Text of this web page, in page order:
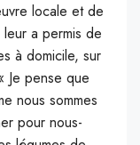
locale et de
a permis de
à domicile, sur
Je pense que
nous sommes
pour nous-